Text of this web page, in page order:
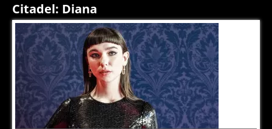
Citadel: Diana